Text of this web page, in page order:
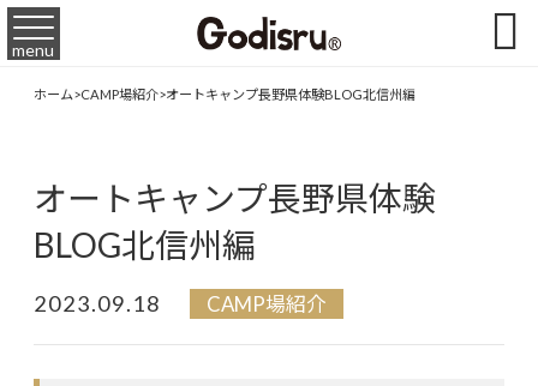
menu 
ホーム>CAMP場紹介>オートキャンプ長野県体験BLOG北信州編
オートキャンプ長野県体験
BLOG北信州編
2023.09.18 CAMP場紹介